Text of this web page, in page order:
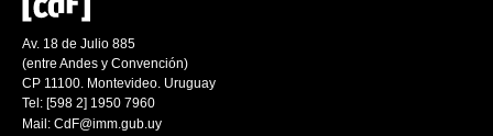
Av. 18 de Julio 885
(entre Andes y Convención)
CP 11100. Montevideo. Uruguay
Tel: [598 2] 1950 7960
Mail: CdF@imm.gub.uy